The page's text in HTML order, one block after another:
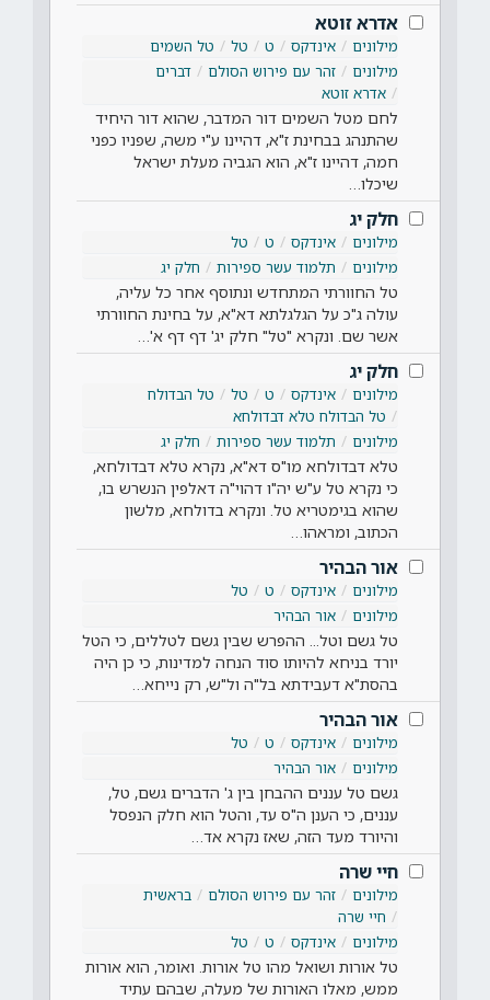
אדרא זוטא
מילונים אינדקס ט טל
טל השמים
מילונים
זהר עם פירוש הסולם
דברים
אדרא זוטא
לחם מטל השמים דור המדבר, שהוא דור היחיד
שהתנהג בבחינת ז"א, דהיינו ע"י משה, שפניו כפני
חמה, דהיינו ז"א, הוא הגביה מעלת ישראל
שיכלו…
חלק יג
מילונים אינדקס ט
טל
מילונים
תלמוד עשר ספירות חלק יג
טל החוורתי המתחדש ונתוסף אחר כל עליה,
עולה ג"כ על הגלגלתא דא"א, על בחינת החוורתי
אשר שם. ונקרא "טל" חלק יג' דף דף א'…
חלק יג
מילונים אינדקס ט טל
טל הבדולח
טל הבדולח טלא דבדולחא
מילונים
תלמוד עשר ספירות חלק יג
טלא דבדולחא מו"ס דא"א, נקרא טלא דבדולחא,
כי נקרא טל ע"ש יה"ו דהוי"ה דאלפין הנשרש בו,
שהוא בגימטריא טל. ונקרא בדולחא, מלשון
הכתוב, ומראהו…
אור הבהיר
מילונים אינדקס ט
טל
מילונים
אור הבהיר
טל גשם וטל... ההפרש שבין גשם לטללים, כי הטל
יורד בניחא להיותו סוד הנחה למדינות, כי כן היה
בהסת"א דעבידתא בל"ה ול"ש, רק נייחא…
אור הבהיר
מילונים אינדקס ט
טל
מילונים
אור הבהיר
גשם טל עננים ההבחן בין ג' הדברים גשם, טל,
עננים, כי הענן ה"ס עד, והטל הוא חלק הנפסל
והיורד מעד הזה, שאז נקרא אד…
חיי שרה
מילונים זהר עם פירוש הסולם
בראשית
חיי שרה
מילונים
אינדקס ט טל
טל אורות ושואל מהו טל אורות. ואומר, הוא אורות
ממש, מאלו האורות של מעלה, שבהם עתיד